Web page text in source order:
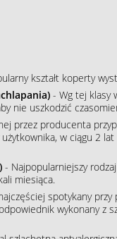
kształt koperty
- Wg tej klasy
nie uszkodzić
przez producenta
w ciągu 2
- Najpopularniejszy
miesiąca.
spotykany
wykonany z